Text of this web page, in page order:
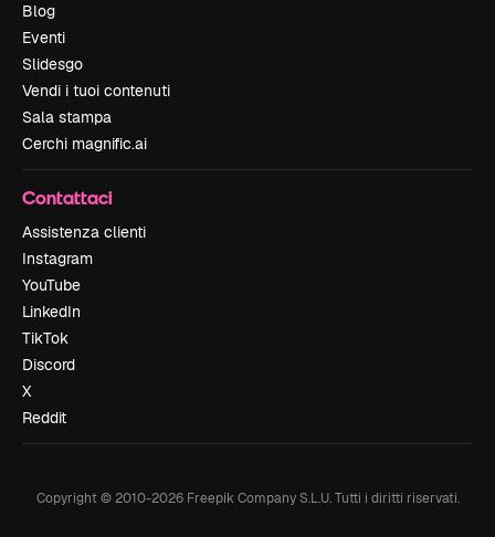
Blog
Eventi
Slidesgo
Vendi i tuoi contenuti
Sala stampa
Cerchi magnific.ai
Contattaci
Assistenza clienti
Instagram
YouTube
LinkedIn
TikTok
Discord
X
Reddit
Copyright © 2010-2026Freepik Company S.L.U. Tutti i diritti riservati.